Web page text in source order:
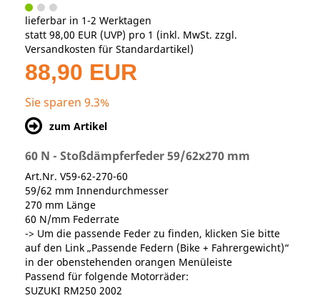
lieferbar in 1-2 Werktagen
statt 98,00 EUR (UVP) pro 1 (inkl. MwSt. zzgl.
Versandkosten für Standardartikel)
88,90 EUR
Sie sparen 9.3%
zum Artikel
60 N - Stoßdämpferfeder 59/62x270 mm
Art.Nr. V59-62-270-60
59/62 mm Innendurchmesser
270 mm Länge
60 N/mm Federrate
-> Um die passende Feder zu finden, klicken Sie bitte
auf den Link „Passende Federn (Bike + Fahrergewicht)“
in der obenstehenden orangen Menüleiste
Passend für folgende Motorräder:
SUZUKI RM250 2002